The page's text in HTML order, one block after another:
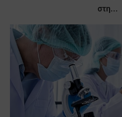
στη...